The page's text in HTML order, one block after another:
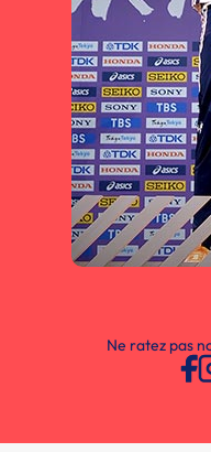
Ne ratez pas